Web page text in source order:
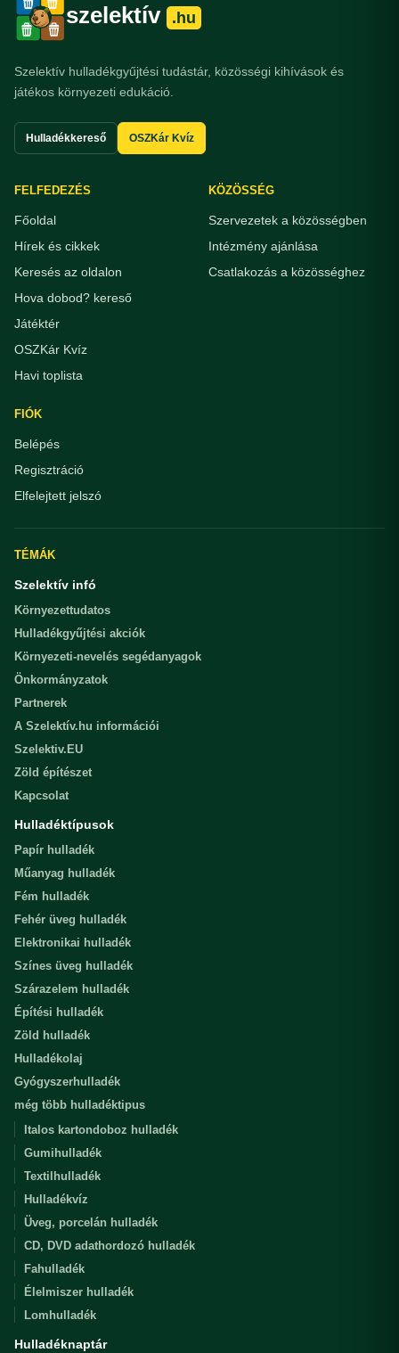
szelektív .hu
Szelektív hulladékgyűjtési tudástár, közösségi kihívások és
játékos környezeti edukáció.
Hulladékkereső OSZKár Kvíz
FELFEDEZÉS
Főoldal
Hírek és cikkek
Keresés az oldalon
Hova dobod? kereső
Játéktér
OSZKár Kvíz
Havi toplista
KÖZÖSSÉG
Szervezetek a közösségben
Intézmény ajánlása
Csatlakozás a közösséghez
FIÓK
Belépés
Regisztráció
Elfelejtett jelszó
TÉMÁK
Szelektív infó
Környezettudatos
Hulladékgyűjtési akciók
Környezeti-nevelés segédanyagok
Önkormányzatok
Partnerek
A Szelektív.hu információi
Szelektiv.EU
Zöld építészet
Kapcsolat
Hulladéktípusok
Papír hulladék
Műanyag hulladék
Fém hulladék
Fehér üveg hulladék
Elektronikai hulladék
Színes üveg hulladék
Szárazelem hulladék
Építési hulladék
Zöld hulladék
Hulladékolaj
Gyógyszerhulladék
még több hulladéktipus
Italos kartondoboz hulladék
Gumihulladék
Textilhulladék
Hulladékvíz
Üveg, porcelán hulladék
CD, DVD adathordozó hulladék
Fahulladék
Élelmiszer hulladék
Lomhulladék
Hulladéknaptár